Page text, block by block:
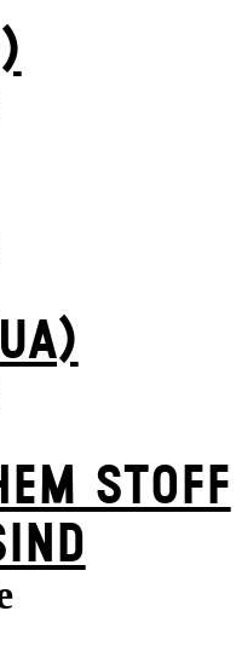
STOFF